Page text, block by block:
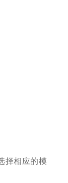
择相应的模